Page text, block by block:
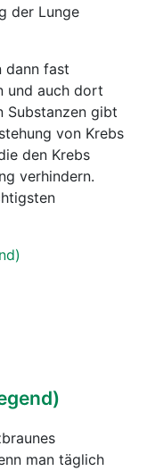
der Lunge
dann fast
und auch dort
Substanzen gibt
von Krebs
den Krebs
verhindern.
man täglich